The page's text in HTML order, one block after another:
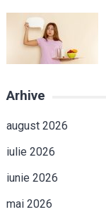
Arhive
august 2026
iulie 2026
iunie 2026
mai 2026